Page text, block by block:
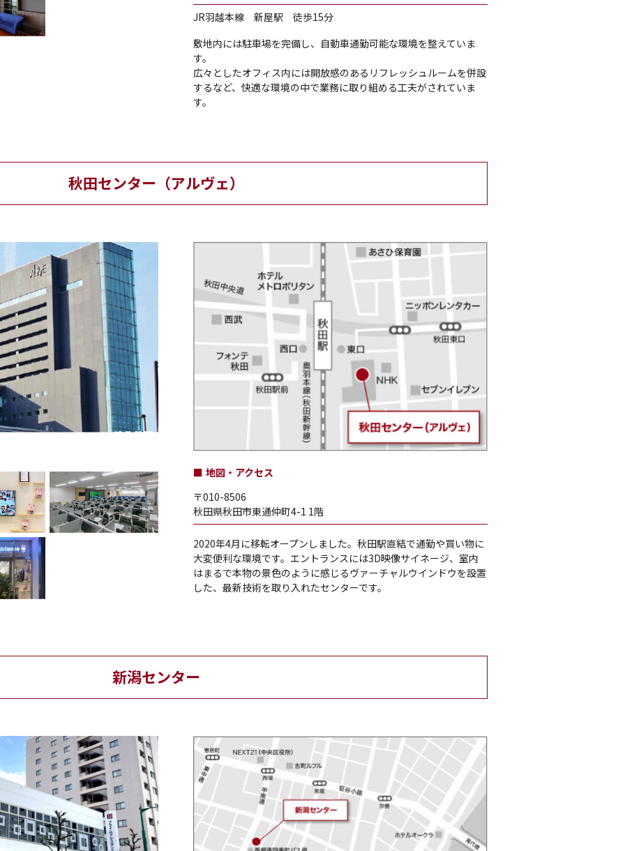
JR羽越本線 新屋駅 徒歩15分
敷地内には駐車場を完備し、自動車通勤可能な環境を整えていま
す。
広々としたオフィス内には開放感のあるリフレッシュルームを併設
するなど、快適な環境の中で業務に取り組める工夫がされていま
す。
秋田センター（アルヴェ）
地図・アクセス
〒010-8506
秋田県秋田市東通仲町4-1 1階
2020年4月に移転オープンしました。秋田駅直結で通勤や買い物に
大変便利な環境です。エントランスには3D映像サイネージ、室内
はまるで本物の景色のように感じるヴァーチャルウインドウを設置
した、最新技術を取り入れたセンターです。
新潟センター